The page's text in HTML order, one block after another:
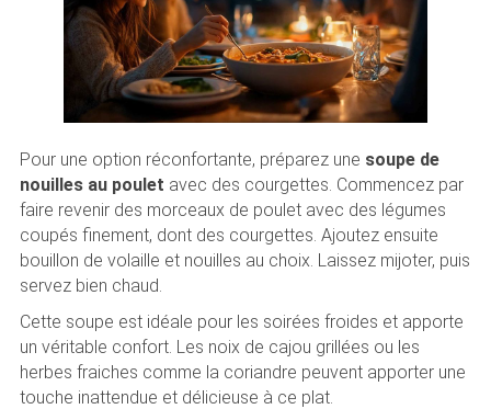
Pour une option réconfortante, préparez une soupe de
nouilles au poulet avec des courgettes. Commencez par
faire revenir des morceaux de poulet avec des légumes
coupés finement, dont des courgettes. Ajoutez ensuite
bouillon de volaille et nouilles au choix. Laissez mijoter, puis
servez bien chaud.
Cette soupe est idéale pour les soirées froides et apporte
un véritable confort. Les noix de cajou grillées ou les
herbes fraiches comme la coriandre peuvent apporter une
touche inattendue et délicieuse à ce plat.